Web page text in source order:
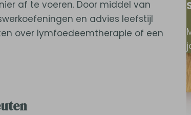
af te voeren. Door middel van
en advies leefstijl
over lymfoedeemtherapie of een